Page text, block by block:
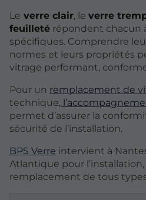
Le verre clair, le verre
feuilleté répondent chacun
spécifiques. Comprendre
normes et leurs propriétés
vitrage performant,
Pour un remplacement de
technique,
permet d’assurer la
sécurité de l’installation.
BPS Verre intervient à
Atlantique pour
remplacement de tous